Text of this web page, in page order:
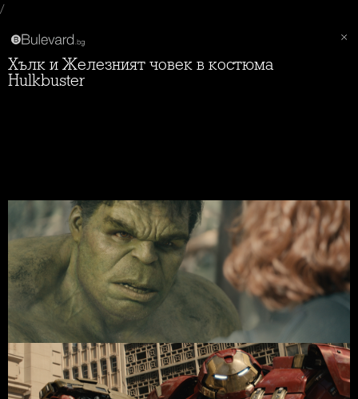
/
Хълк и Железният човек в костюма
Hulkbuster